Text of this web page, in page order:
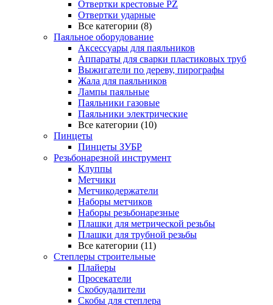
Отвертки крестовые PZ
Отвертки ударные
Все категории (8)
Паяльное оборудование
Аксессуары для паяльников
Аппараты для сварки пластиковых труб
Выжигатели по дереву, пирографы
Жала для паяльников
Лампы паяльные
Паяльники газовые
Паяльники электрические
Все категории (10)
Пинцеты
Пинцеты ЗУБР
Резьбонарезной инструмент
Клуппы
Метчики
Метчикодержатели
Наборы метчиков
Наборы резьбонарезные
Плашки для метрической резьбы
Плашки для трубной резьбы
Все категории (11)
Степлеры строительные
Плайеры
Просекатели
Скобоудалители
Скобы для степлера